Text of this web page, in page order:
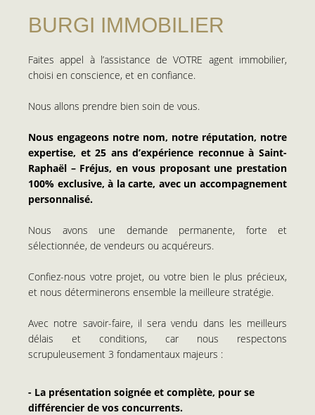
BURGI IMMOBILIER
Faites appel à l’assistance de VOTRE agent immobilier,
choisi en conscience, et en confiance.
Nous allons prendre bien soin de vous.
Nous engageons notre nom, notre réputation, notre
expertise, et 25 ans d’expérience reconnue à Saint-
Raphaël – Fréjus, en vous proposant une prestation
100% exclusive, à la carte, avec un accompagnement
personnalisé.
Nous avons une demande permanente, forte et
sélectionnée, de vendeurs ou acquéreurs.
Confiez-nous votre projet, ou votre bien le plus précieux,
et nous déterminerons ensemble la meilleure stratégie.
Avec notre savoir-faire, il sera vendu dans les meilleurs
délais et conditions, car nous respectons
scrupuleusement 3 fondamentaux majeurs :
- La présentation soignée et complète, pour se
différencier de vos concurrents.